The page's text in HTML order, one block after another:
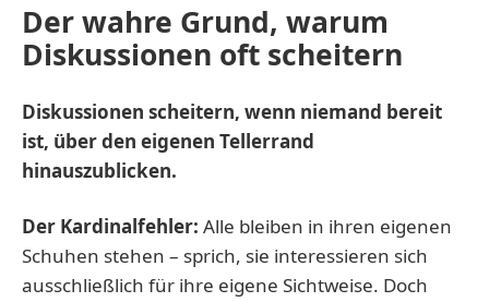
Der wahre Grund, warum
Diskussionen oft scheitern
Diskussionen scheitern, wenn niemand bereit
ist, über den eigenen Tellerrand
hinauszublicken.
Der Kardinalfehler: Alle bleiben in ihren eigenen
Schuhen stehen – sprich, sie interessieren sich
ausschließlich für ihre eigene Sichtweise. Doch